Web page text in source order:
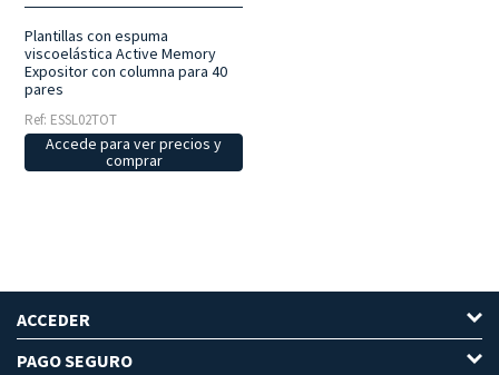
Plantillas con espuma
viscoelástica Active Memory
Expositor con columna para 40
pares
Ref: ESSL02TOT
Accede para ver precios y
comprar
ACCEDER
PAGO SEGURO